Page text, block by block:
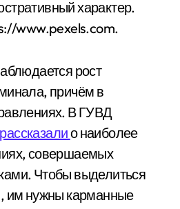
www.pexels.com.
рост
причём в
В ГУВД
рассказалио наиболее
совершаемых
Чтобы выделиться
им нужны карманные